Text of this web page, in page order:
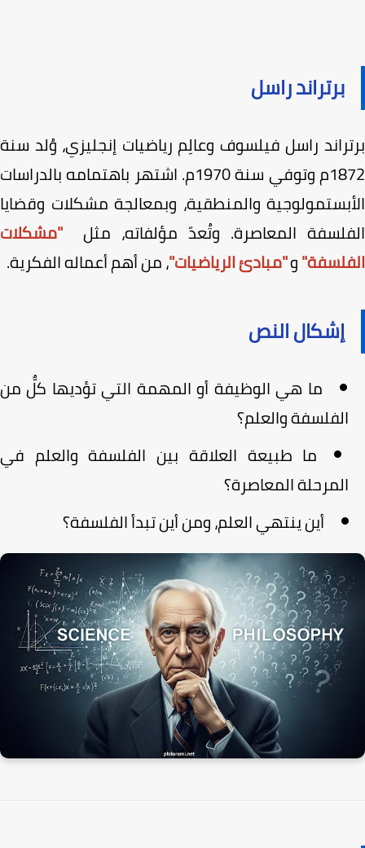
برتراند راسل
راسل فيلسوف وعالِم رياضيات إنجليزي، وُلد سنة
1872م وتوفي سنة 1970م. اشتهر باهتمامه بالدراسات
والمنطقية، وبمعالجة مشكلات وقضايا
المعاصرة. وتُعدّ مؤلفاته، مثل"مشكلات
و"مبادئ الرياضيات"، من أهم أعماله الفكرية.
إشكال النص
ما هي الوظيفة أو المهمة التي تؤديها كلٌّ من
الفلسفة والعلم؟
ما طبيعة العلاقة بين الفلسفة والعلم في
المرحلة المعاصرة؟
أين ينتهي العلم، ومن أين تبدأ الفلسفة؟